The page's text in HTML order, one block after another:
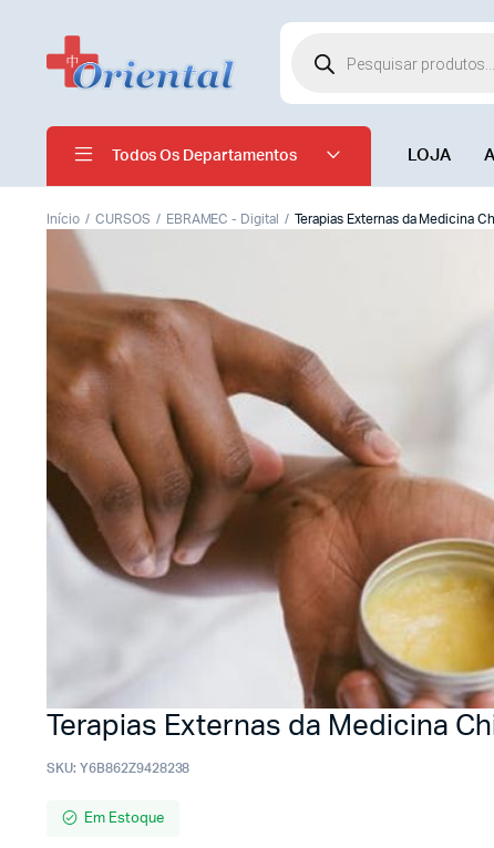
Todos Os Departamentos LOJA
Início CURSOS EBRAMEC - Digital Terapias Externas da Medicina
Terapias Externas da Medicina
SKU: Y6B862Z9428238
Em Estoque